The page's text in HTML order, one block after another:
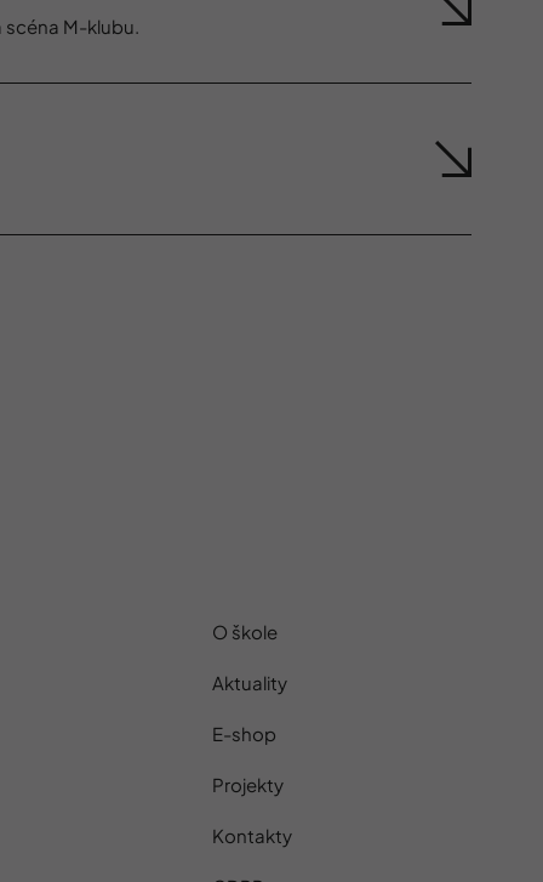
scéna M-klubu.
O škole
Aktuality
E-shop
Projekty
Kontakty